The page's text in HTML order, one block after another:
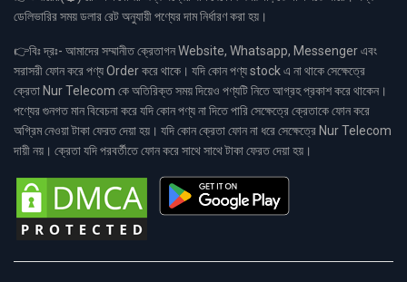
ডেলিভারির সময় ডলার রেট অনুযায়ী পণ্যের দাম নির্ধারণ করা হয়।
👉বিঃ দ্রঃ- আমাদের সম্মানীত ক্রেতাগন Website, Whatsapp, Messenger এবং
সরাসরী ফোন করে পণ্য Order করে থাকে। যদি কোন পণ্য stock এ না থাকে সেক্ষেত্রে
ক্রেতা Nur Telecom কে অতিরিক্ত সময় দিয়েও পণ্যটি নিতে আগ্রহ প্রকাশ করে থাকেন।
পণ্যের গুনগত মান বিবেচনা করে যদি কোন পণ্য না দিতে পারি সেক্ষেত্রে ক্রেতাকে ফোন করে
অগ্রিম নেওয়া টাকা ফেরত দেয়া হয়। যদি কোন ক্রেতা ফোন না ধরে সেক্ষেত্রে Nur Telecom
দায়ী নয়। ক্রেতা যদি পরবর্তীতে ফোন করে সাথে সাথে টাকা ফেরত দেয়া হয়।